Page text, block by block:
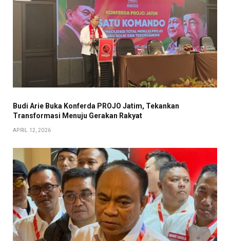
Budi Arie Buka Konferda PROJO Jatim, Tekankan
Transformasi Menuju Gerakan Rakyat
APRIL 12, 2026